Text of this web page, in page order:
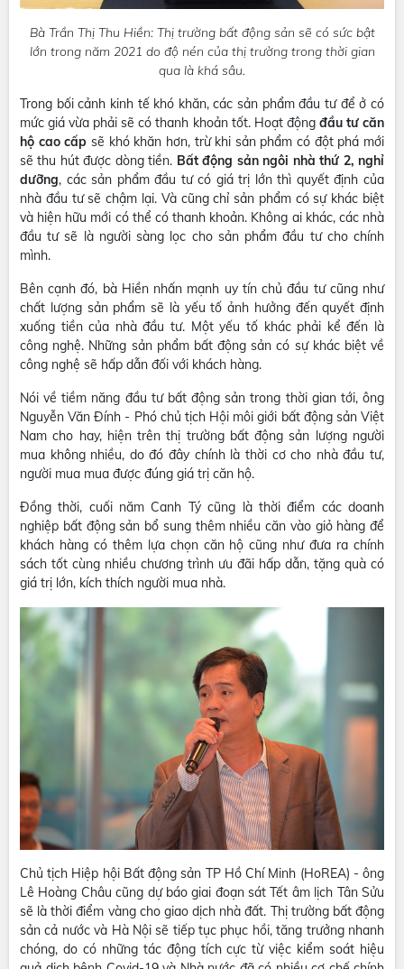
Bà Trần Thị Thu Hiền: Thị trường bất động sản sẽ có sức bật
lớn trong năm 2021 do độ nén của thị trường trong thời gian
qua là khá sâu.
Trong bối cảnh kinh tế khó khăn, các sản phẩm đầu tư để ở có
mức giá vừa phải sẽ có thanh khoản tốt. Hoạt động đầu tư căn
hộ cao cấp sẽ khó khăn hơn, trừ khi sản phẩm có đột phá mới
sẽ thu hút được dòng tiền. Bất động sản ngôi nhà thứ 2, nghỉ
dưỡng, các sản phẩm đầu tư có giá trị lớn thì quyết định của
nhà đầu tư sẽ chậm lại. Và cũng chỉ sản phẩm có sự khác biệt
và hiện hữu mới có thể có thanh khoản. Không ai khác, các nhà
đầu tư sẽ là người sàng lọc cho sản phẩm đầu tư cho chính
mình.
Bên cạnh đó, bà Hiền nhấn mạnh uy tín chủ đầu tư cũng như
chất lượng sản phẩm sẽ là yếu tố ảnh hưởng đến quyết định
xuống tiền của nhà đầu tư. Một yếu tố khác phải kể đến là
công nghệ. Những sản phẩm bất động sản có sự khác biệt về
công nghệ sẽ hấp dẫn đối với khách hàng.
Nói về tiềm năng đầu tư bất động sản trong thời gian tới, ông
Nguyễn Văn Đính - Phó chủ tịch Hội môi giới bất động sản Việt
Nam cho hay, hiện trên thị trường bất động sản lượng người
mua không nhiều, do đó đây chính là thời cơ cho nhà đầu tư,
người mua mua được đúng giá trị căn hộ.
Đồng thời, cuối năm Canh Tý cũng là thời điểm các doanh
nghiệp bất động sản bổ sung thêm nhiều căn vào giỏ hàng để
khách hàng có thêm lựa chọn căn hộ cũng như đưa ra chính
sách tốt cùng nhiều chương trình ưu đãi hấp dẫn, tặng quà có
giá trị lớn, kích thích người mua nhà.
Chủ tịch Hiệp hội Bất động sản TP Hồ Chí Minh (HoREA) - ông
Lê Hoàng Châu cũng dự báo giai đoạn sát Tết âm lịch Tân Sửu
sẽ là thời điểm vàng cho giao dịch nhà đất. Thị trường bất động
sản cả nước và Hà Nội sẽ tiếp tục phục hồi, tăng trưởng nhanh
chóng, do có những tác động tích cực từ việc kiểm soát hiệu